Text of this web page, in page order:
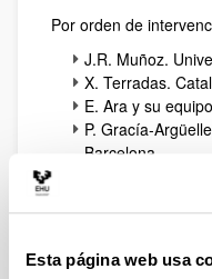
Esta página web usa
Por orden de
J.R. Muñoz.
X. Terradas.
E. Ara y su
P. Gracía-
Barcelona
A. Cava y A.